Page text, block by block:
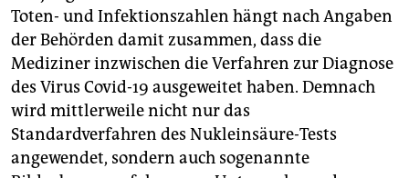
Toten- und Infektionszahlen hängt nach Angaben
der Behörden damit zusammen, dass die
Mediziner inzwischen die Verfahren zur Diagnose
des Virus Covid-19 ausgeweitet haben. Demnach
wird mittlerweile nicht nur das
Standardverfahren des Nukleinsäure-Tests
angewendet, sondern auch sogenannte